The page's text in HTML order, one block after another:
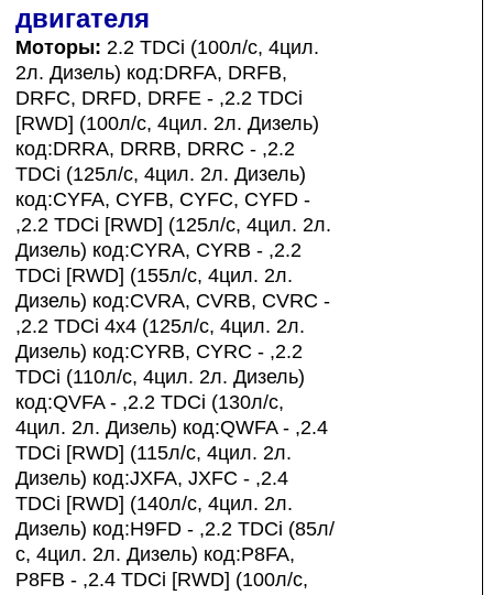
двигателя
Моторы: 2.2 TDCi (100л/с, 4цил.
2л. Дизель) код:DRFA, DRFB,
DRFC, DRFD, DRFE - ,2.2 TDCi
[RWD] (100л/с, 4цил. 2л. Дизель)
код:DRRA, DRRB, DRRC - ,2.2
TDCi (125л/с, 4цил. 2л. Дизель)
код:CYFA, CYFB, CYFC, CYFD -
,2.2 TDCi [RWD] (125л/с, 4цил. 2л.
Дизель) код:CYRA, CYRB - ,2.2
TDCi [RWD] (155л/с, 4цил. 2л.
Дизель) код:CVRA, CVRB, CVRC -
,2.2 TDCi 4x4 (125л/с, 4цил. 2л.
Дизель) код:CYRB, CYRC - ,2.2
TDCi (110л/с, 4цил. 2л. Дизель)
код:QVFA - ,2.2 TDCi (130л/с,
4цил. 2л. Дизель) код:QWFA - ,2.4
TDCi [RWD] (115л/с, 4цил. 2л.
Дизель) код:JXFA, JXFC - ,2.4
TDCi [RWD] (140л/с, 4цил. 2л.
Дизель) код:H9FD - ,2.2 TDCi (85л/
с, 4цил. 2л. Дизель) код:P8FA,
P8FB - ,2.4 TDCi [RWD] (100л/с,